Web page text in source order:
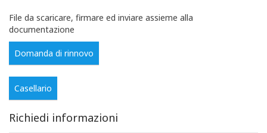
File da scaricare, firmare ed inviare assieme alla
documentazione
Domanda di rinnovo
Casellario
Richiedi informazioni